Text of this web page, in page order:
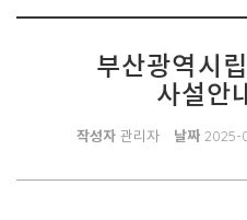
부산광역시
사설안
작성자관리자 날짜2025-